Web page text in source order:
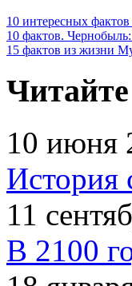
10 интересных
10 фактов. Чернобыль:
15 фактов из жизни
10 июня
История
11
В 2100